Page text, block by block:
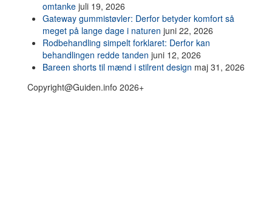
omtanke juli 19, 2026
Gateway gummistøvler: Derfor betyder komfort så
meget på lange dage i naturen juni 22, 2026
Rodbehandling simpelt forklaret: Derfor kan
behandlingen redde tanden juni 12, 2026
Bareen shorts til mænd i stilrent design maj 31, 2026
Copyright@Guiden.info 2026+